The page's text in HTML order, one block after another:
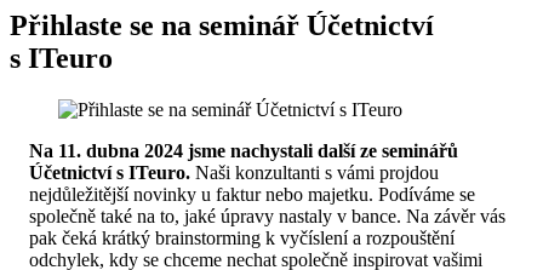
Přihlaste se na seminář Účetnictví
s ITeuro
Na 11. dubna 2024 jsme nachystali další ze seminářů
Účetnictví s ITeuro. Naši konzultanti s vámi projdou
nejdůležitější novinky u faktur nebo majetku. Podíváme se
společně také na to, jaké úpravy nastaly v bance. Na závěr vás
pak čeká krátký brainstorming k vyčíslení a rozpouštění
odchylek, kdy se chceme nechat společně inspirovat vašimi